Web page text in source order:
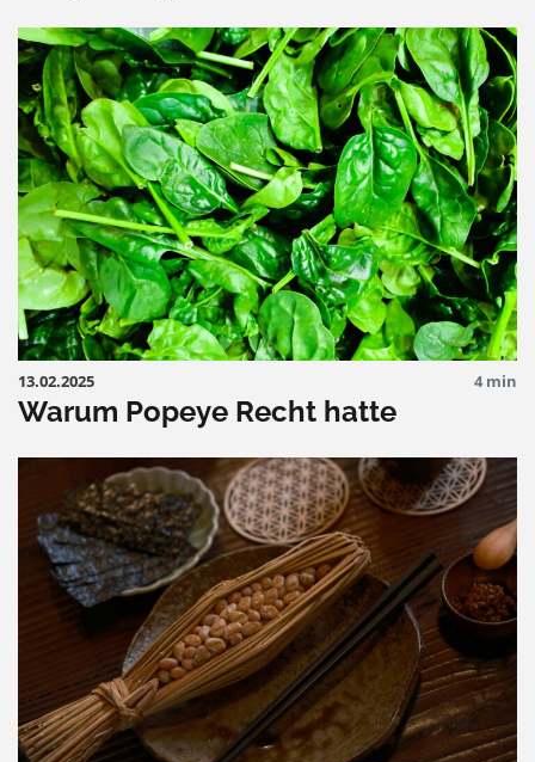
13.02.2025 4 min
Warum Popeye Recht hatte